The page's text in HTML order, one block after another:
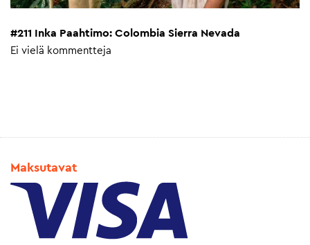
#211 Inka Paahtimo: Colombia Sierra Nevada
Ei vielä kommentteja
Maksutavat